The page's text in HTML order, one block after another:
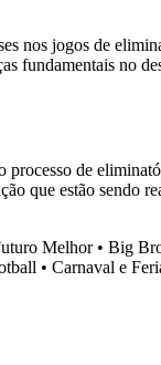
nos jogos de
fundamentais no
de
que estão sendo
Melhor• Big
• Carnaval e